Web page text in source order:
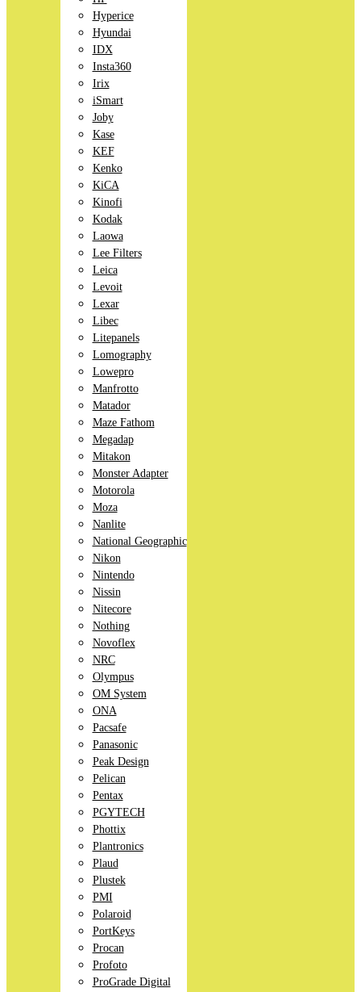
Hyperice
Hyundai
IDX
Insta360
Irix
iSmart
Joby
Kase
KEF
Kenko
KiCA
Kinofi
Kodak
Laowa
Lee Filters
Leica
Levoit
Lexar
Libec
Litepanels
Lomography
Lowepro
Manfrotto
Matador
Maze Fathom
Megadap
Mitakon
Monster Adapter
Motorola
Moza
Nanlite
National Geographic
Nikon
Nintendo
Nissin
Nitecore
Nothing
Novoflex
NRC
Olympus
OM System
ONA
Pacsafe
Panasonic
Peak Design
Pelican
Pentax
PGYTECH
Phottix
Plantronics
Plaud
Plustek
PMI
Polaroid
PortKeys
Procan
Profoto
ProGrade Digital